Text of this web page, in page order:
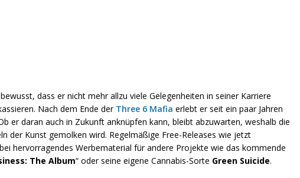
bewusst, dass er nicht mehr allzu viele Gelegenheiten in seiner Karriere
Nach dem Ende der Three 6 Mafia erlebt er seit ein paar Jahren
er daran auch in Zukunft anknüpfen kann, bleibt abzuwarten, weshalb die
der Kunst gemolken wird. Regelmäßige Free-Releases wie jetzt
hervorragendes Werbematerial für andere Projekte wie das kommende
The Album“ oder seine eigene Cannabis-Sorte Green Suicide.